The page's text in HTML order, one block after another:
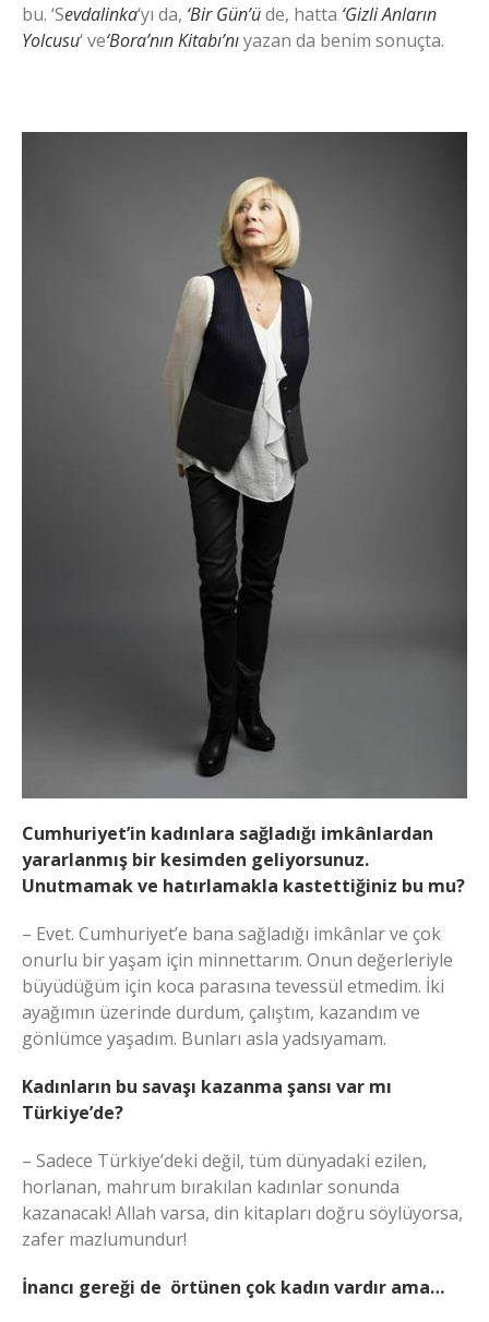
bu. ‘Sevdalinka‘yı da, ‘Bir Gün’üde, hatta ‘Gizli Anların
Yolcusu‘ ve‘Bora’nın Kitabı’nıyazan da benim sonuçta.
Cumhuriyet’in kadınlara sağladığı imkânlardan
yararlanmış bir kesimden geliyorsunuz.
Unutmamak ve hatırlamakla kastettiğiniz bu mu?
– Evet. Cumhuriyet’e bana sağladığı imkânlar ve çok
onurlu bir yaşam için minnettarım. Onun değerleriyle
büyüdüğüm için koca parasına tevessül etmedim. İki
ayağımın üzerinde durdum, çalıştım, kazandım ve
gönlümce yaşadım. Bunları asla yadsıyamam.
Kadınların bu savaşı kazanma şansı var mı
Türkiye’de?
– Sadece Türkiye’deki değil, tüm dünyadaki ezilen,
horlanan, mahrum bırakılan kadınlar sonunda
kazanacak! Allah varsa, din kitapları doğru söylüyorsa,
zafer mazlumundur!
İnancı gereği de örtünen çok kadın vardır ama…